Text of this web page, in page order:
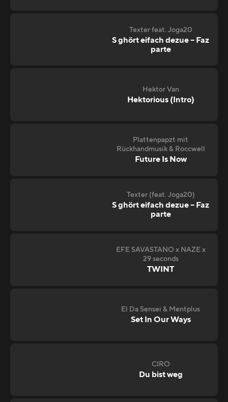
Texter feat. Joga20
S ghört eifach dezue – Faz
parte
Hektor Van
Hektorious (Intro)
Plattenpapzt mit
Rückhandmusik & Roccwell
Future Is Now
Texter (feat. Joga20)
S ghört eifach dezue – Faz
parte
EFE SAVASTANO x NAZE x
29 seconds
TWINT
El Da Sensei & Mentplus
Set In Our Ways
CIRO
Du bist weg